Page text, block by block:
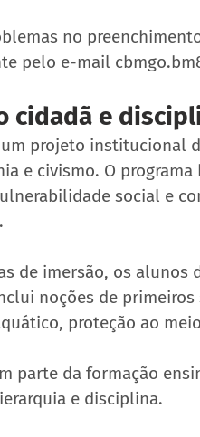
no
pelo e-mail
cidadã e
um projeto institucional
e civismo. O
social e
de imersão, os
noções de
proteção ao
parte da formação
e disciplina.